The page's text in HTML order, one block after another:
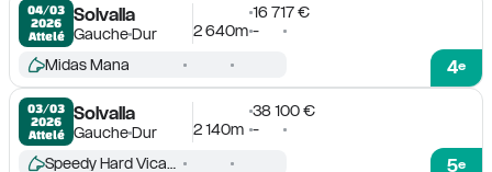
04/03
2026
Attelé
Solvalla
GaucheDur
16 717 €
2 640m -
4e
Midas Mana
03/03
2026
Attelé
Solvalla
GaucheDur
38 100 €
2 140m -
5e
Speedy Hard Vicane